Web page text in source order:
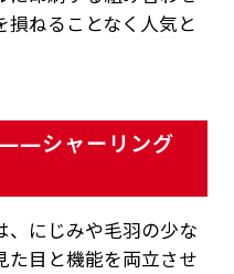
ねることなく人気と
——シャーリング
、にじみや毛羽の少な
た目と機能を両立させ